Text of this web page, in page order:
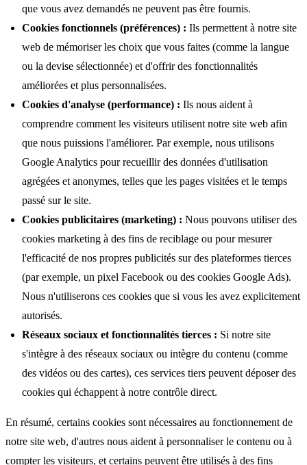
que vous avez demandés ne peuvent pas être fournis.
Cookies fonctionnels (préférences) : Ils permettent à notre site
web de mémoriser les choix que vous faites (comme la langue
ou la devise sélectionnée) et d'offrir des fonctionnalités
améliorées et plus personnalisées.
Cookies d'analyse (performance) : Ils nous aident à
comprendre comment les visiteurs utilisent notre site web afin
que nous puissions l'améliorer. Par exemple, nous utilisons
Google Analytics pour recueillir des données d'utilisation
agrégées et anonymes, telles que les pages visitées et le temps
passé sur le site.
Cookies publicitaires (marketing) : Nous pouvons utiliser des
cookies marketing à des fins de reciblage ou pour mesurer
l'efficacité de nos propres publicités sur des plateformes tierces
(par exemple, un pixel Facebook ou des cookies Google Ads).
Nous n'utiliserons ces cookies que si vous les avez explicitement
autorisés.
Réseaux sociaux et fonctionnalités tierces : Si notre site
s'intègre à des réseaux sociaux ou intègre du contenu (comme
des vidéos ou des cartes), ces services tiers peuvent déposer des
cookies qui échappent à notre contrôle direct.
En résumé, certains cookies sont nécessaires au fonctionnement de
notre site web, d'autres nous aident à personnaliser le contenu ou à
compter les visiteurs, et certains peuvent être utilisés à des fins